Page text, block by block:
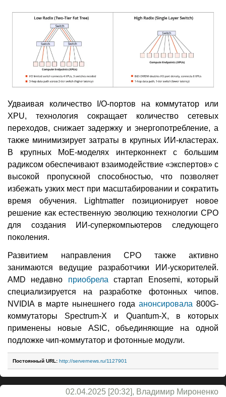
Удваивая количество I/O-портов на коммутатор или
XPU, технология сокращает количество сетевых
переходов, снижает задержку и энергопотребление, а
также минимизирует затраты в крупных ИИ-кластерах.
В крупных MoE-моделях интерконнект с большим
радиксом обеспечивают взаимодействие «экспертов» с
высокой пропускной способностью, что позволяет
избежать узких мест при масштабировании и сократить
время обучения. Lightmatter позиционирует новое
решение как естественную эволюцию технологии CPO
для создания ИИ-суперкомпьютеров следующего
поколения.
Развитием направления CPO также активно
занимаются ведущие разработчики ИИ-ускорителей.
AMD недавно приобрела стартап Enosemi, который
специализируется на разработке фотонных чипов.
NVIDIA в марте нынешнего года анонсировала 800G-
коммутаторы Spectrum-X и Quantum-X, в которых
применены новые ASIC, объединяющие на одной
подложке чип-коммутатор и фотонные модули.
Постоянный URL: http://servernews.ru/1127901
02.04.2025 [20:32], Владимир Мироненко